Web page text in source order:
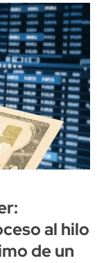
al hilo
de un